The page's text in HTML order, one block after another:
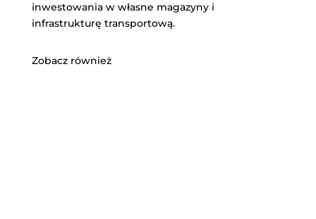
inwestowania w własne magazyny i
infrastrukturę transportową.
Zobacz również